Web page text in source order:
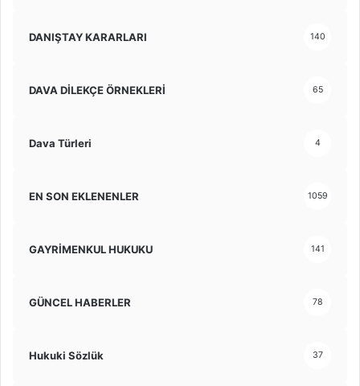
DANIŞTAY KARARLARI 140
DAVA DİLEKÇE ÖRNEKLERİ 65
Dava Türleri 4
EN SON EKLENENLER 1059
GAYRİMENKUL HUKUKU 141
GÜNCEL HABERLER 78
Hukuki Sözlük 37